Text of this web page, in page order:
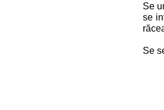
Se
se
Se